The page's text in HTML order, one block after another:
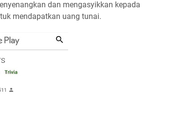
dan mengasyikkan kepada
mendapatkan uang tunai.